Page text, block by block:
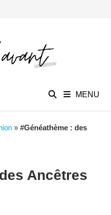
MENU
» #Généathème : des
Ancêtres